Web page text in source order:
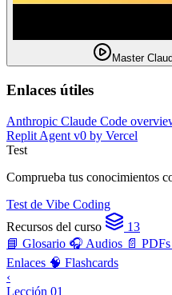
Master
Enlaces útiles
Anthropic Claude Code
Replit Agent v0 by Vercel
Test
Comprueba tus conocimientos
Test de Vibe Coding
Recursos del curso
13
📘 Glosario 🎧 Audios 📄 PDFs
Enlaces 🧠 Flashcards
‹
Lección 01